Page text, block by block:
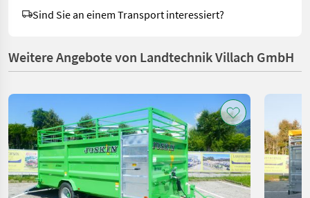
Sind Sie an einem Transport interessiert?
Weitere Angebote von Landtechnik Villach GmbH